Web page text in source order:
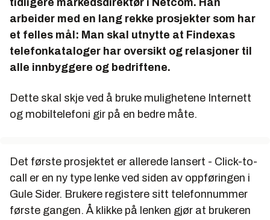
tidligere markedsdirektør i Netcom. Han
arbeider med en lang rekke prosjekter som har
et felles mål: Man skal utnytte at Findexas
telefonkataloger har oversikt og relasjoner til
alle innbyggere og bedriftene.
Dette skal skje ved å bruke mulighetene Internett
og mobiltelefoni gir på en bedre måte.
Det første prosjektet er allerede lansert - Click-to-
call er en ny type lenke ved siden av oppføringen i
Gule Sider. Brukere registere sitt telefonnummer
første gangen. Å klikke på lenken gjør at brukeren